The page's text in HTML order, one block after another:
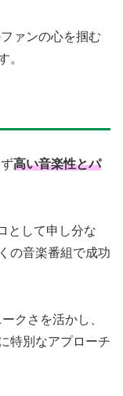
ァンの心を掴む
。
高い音楽性とパ
として申し分な
の音楽番組で成功
クさを活かし、
特別なアプローチ